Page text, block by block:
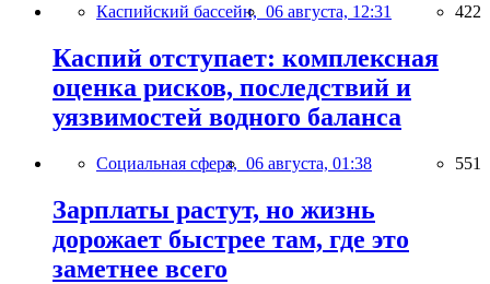
Каспийский бассейн, 06 августа, 12:31 422
Каспий отступает: комплексная
оценка рисков, последствий и
уязвимостей водного баланса
Социальная сфера, 06 августа, 01:38 551
Зарплаты растут, но жизнь
дорожает быстрее там, где это
заметнее всего